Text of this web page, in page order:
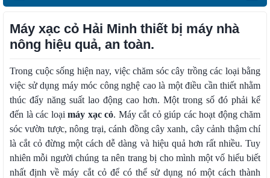
Máy xạc cỏ Hải Minh thiết bị máy nhà
nông hiệu quả, an toàn.
Trong cuộc sống hiện nay, việc chăm sóc cây trồng các loại bằng
việc sử dụng máy móc công nghệ cao là một điều cần thiết nhằm
thúc đẩy năng suất lao động cao hơn. Một trong số đó phải kể
đến là các loại máy xạc cỏ. Máy cắt cỏ giúp các hoạt động chăm
sóc vườn tược, nông trại, cánh đồng cây xanh, cây cảnh thậm chí
là cắt cỏ đừng một cách dễ dàng và hiệu quả hơn rất nhiều. Tuy
nhiên mỗi người chúng ta nên trang bị cho mình một vố hiểu biết
nhất định về máy cắt cỏ để có thể sử dụng nó một cách thành